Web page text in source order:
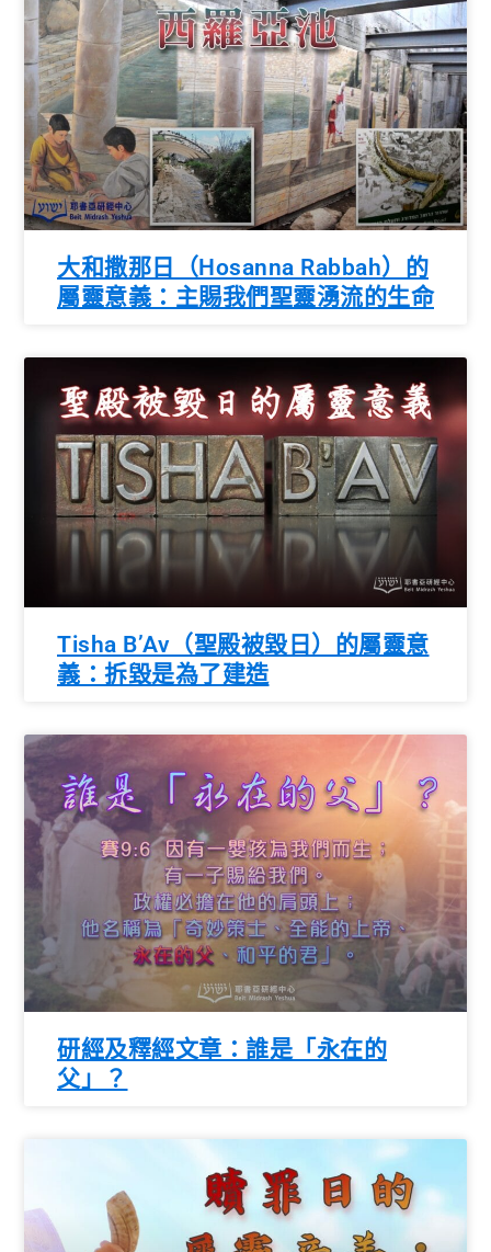
大和撒那日（Hosanna Rabbah）的
屬靈意義：主賜我們聖靈湧流的生命
Tisha B’Av（聖殿被毀日）的屬靈意
義：拆毀是為了建造
研經及釋經文章：誰是「永在的
父」？